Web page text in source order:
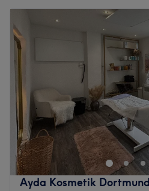
Freitag
Nagelstudio in Dortmund -
Fußpflege, Gel Nägel & Designs.
Perfekte Nägel für jeden Anlass
Nagelstudio in Dortmund
✅ Maniküre & Pediküre
✅ Nail Art, French & „russische
Ayda Kosmetik Dortmund